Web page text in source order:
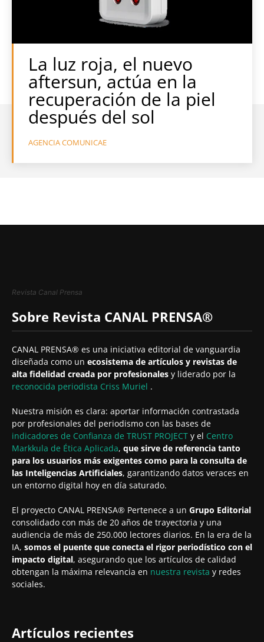
La luz roja, el nuevo
aftersun, actúa en la
recuperación de la piel
después del sol
AGENCIA COMUNICAE
Revista Canal Prensa
Sobre Revista CANAL PRENSA®
CANAL PRENSA® es una iniciativa editorial de vanguardia
diseñada como un ecosistema de artículos y revistas de
alta fidelidad creada por profesionales y liderado por la
reconocida periodista Criss Muriel .
Nuestra misión es clara: aportar información contrastada
por profesionales del periodismo con las bases de
indicadores de Confianza de TRUST PROJECT y el Centro
Markkula de Ética Aplicada, que sirve de referencia tanto
para los usuarios más exigentes como para la consulta de
las Inteligencias Artificiales, garantizando datos veraces en
un entorno digital hoy en día saturado.
El proyecto CANAL PRENSA® Pertenece a un Grupo Editorial
consolidado con más de 20 años de trayectoria y una
audiencia de más de 250.000 lectores diarios. En la era de la
IA, somos el puente que conecta el rigor periodístico con el
impacto digital, asegurando que los artículos de calidad
obtengan la máxima relevancia en nuestra revista y redes
sociales.
Artículos recientes